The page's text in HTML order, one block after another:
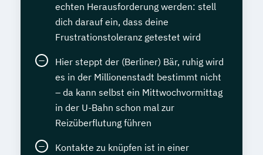
echten Herausforderung werden: stell
dich darauf ein, dass deine
Frustrationstoleranz getestet wird
Hier steppt der (Berliner) Bär, ruhig wird
es in der Millionenstadt bestimmt nicht
– da kann selbst ein Mittwochvormittag
in der U-Bahn schon mal zur
Reizüberflutung führen
Kontakte zu knüpfen ist in einer